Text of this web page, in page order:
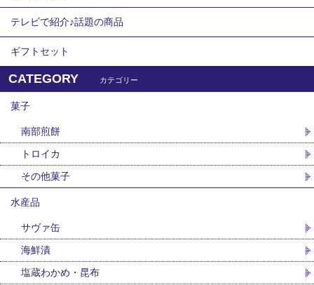
テレビで紹介♪話題の商品
ギフトセット
CATEGORY カテゴリー
菓子
南部煎餅
トロイカ
その他菓子
水産品
サヴァ缶
海鮮漬
塩蔵わかめ・昆布